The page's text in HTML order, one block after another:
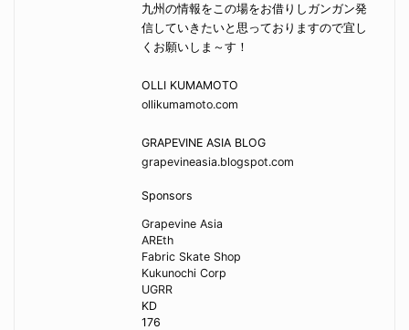
九州の情報をこの場をお借りしガンガン発
信していきたいと思っておりますので宜し
くお願いしま～す！
OLLI KUMAMOTO
ollikumamoto.com
GRAPEVINE ASIA BLOG
grapevineasia.blogspot.com
Sponsors
Grapevine Asia
AREth
Fabric Skate Shop
Kukunochi Corp
UGRR
KD
176